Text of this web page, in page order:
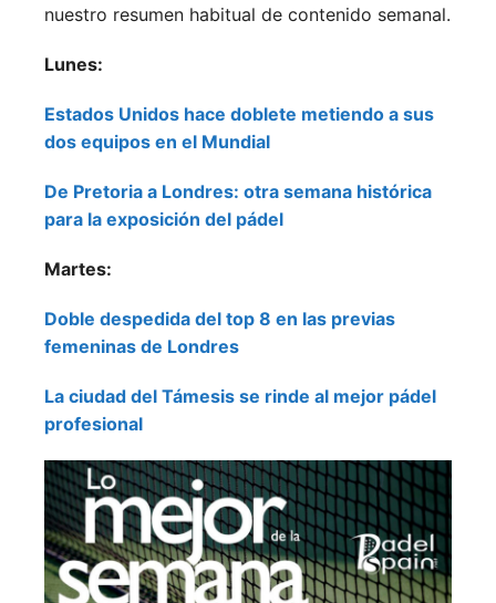
nuestro resumen habitual de contenido semanal.
Lunes:
Estados Unidos hace doblete metiendo a sus
dos equipos en el Mundial
De Pretoria a Londres: otra semana histórica
para la exposición del pádel
Martes:
Doble despedida del top 8 en las previas
femeninas de Londres
La ciudad del Támesis se rinde al mejor pádel
profesional